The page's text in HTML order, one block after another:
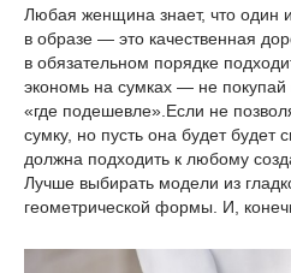
Любая женщина знает, что один
в образе — это качественная
в обязательном порядке
экономь на сумках — не покупай
«где подешевле».Если не
сумку, но пусть она будет будет
должна подходить к любому
Лучше выбирать модели из
геометрической формы. И,